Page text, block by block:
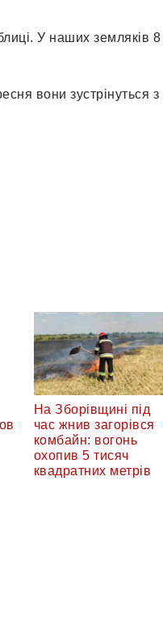
У наших земляків 8
вони зустрінуться з
На Зборівщині під
час жнив загорівся
комбайн: вогонь
охопив 5 тисяч
квадратних метрів